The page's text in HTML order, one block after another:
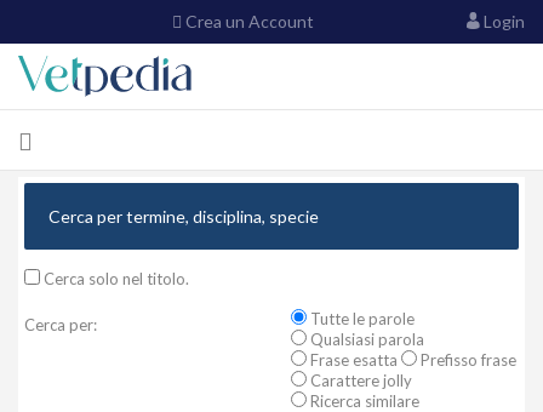
Crea un Account Login
Cerca solo nel titolo.
Cerca per:
Tutte le parole
Qualsiasi parola
Frase esatta
Prefisso frase
Carattere jolly
Ricerca similare